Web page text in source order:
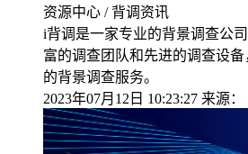
资源中心 / 背调资讯
i背调是一家专业的背景调查公
富的调查团队和先进的调查设
的背景调查服务。
2023年07月12日 10:23:27 来源：